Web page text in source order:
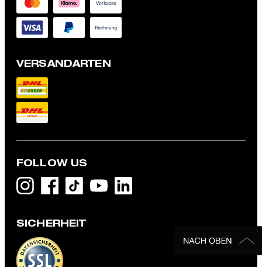
VERSANDARTEN
FOLLOW US
SICHERHEIT